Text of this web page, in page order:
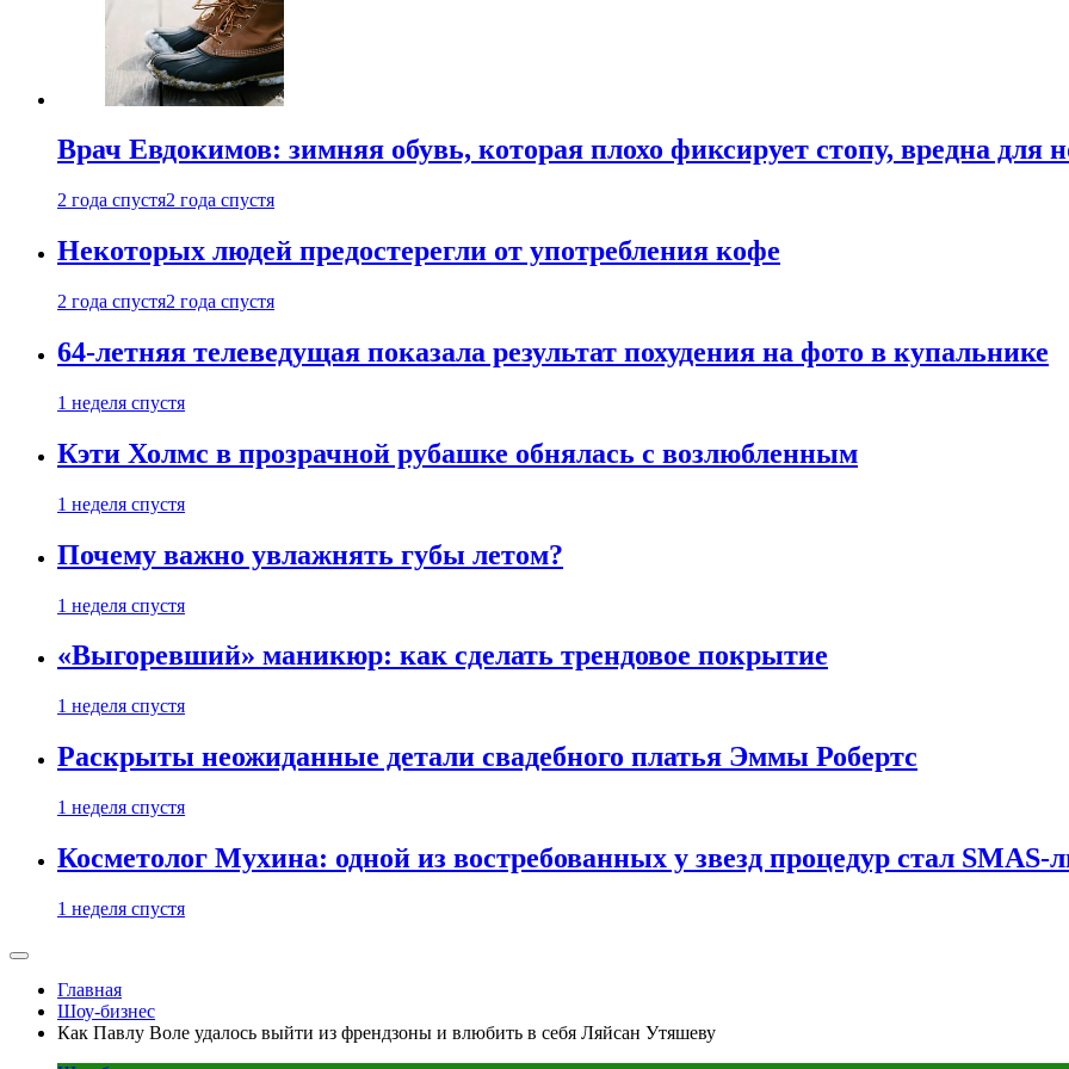
Врач Евдокимов: зимняя обувь, которая плохо фиксирует стопу, вредна для
2 года спустя2 года спустя
Некоторых людей предостерегли от употребления кофе
2 года спустя2 года спустя
64-летняя телеведущая показала результат похудения на фото в купальнике
1 неделя спустя
Кэти Холмс в прозрачной рубашке обнялась с возлюбленным
1 неделя спустя
Почему важно увлажнять губы летом?
1 неделя спустя
«Выгоревший» маникюр: как сделать трендовое покрытие
1 неделя спустя
Раскрыты неожиданные детали свадебного платья Эммы Робертс
1 неделя спустя
Косметолог Мухина: одной из востребованных у звезд процедур стал SMAS-
1 неделя спустя
Главная
Шоу-бизнес
Как Павлу Воле удалось выйти из френдзоны и влюбить в себя Ляйсан Утяшеву